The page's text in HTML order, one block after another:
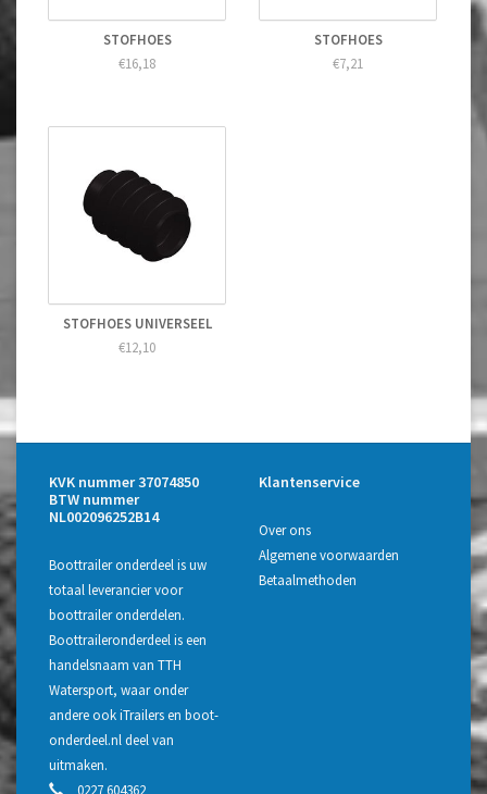
STOFHOES
€16,18
STOFHOES
€7,21
STOFHOES UNIVERSEEL
€12,10
KVK nummer 37074850
BTW nummer
NL002096252B14
Boottrailer onderdeel is uw
totaal leverancier voor
boottrailer onderdelen.
Boottraileronderdeel is een
handelsnaam van TTH
Watersport, waar onder
andere ook iTrailers en boot-
onderdeel.nl deel van
uitmaken.
Klantenservice
Over ons
Algemene voorwaarden
Betaalmethoden